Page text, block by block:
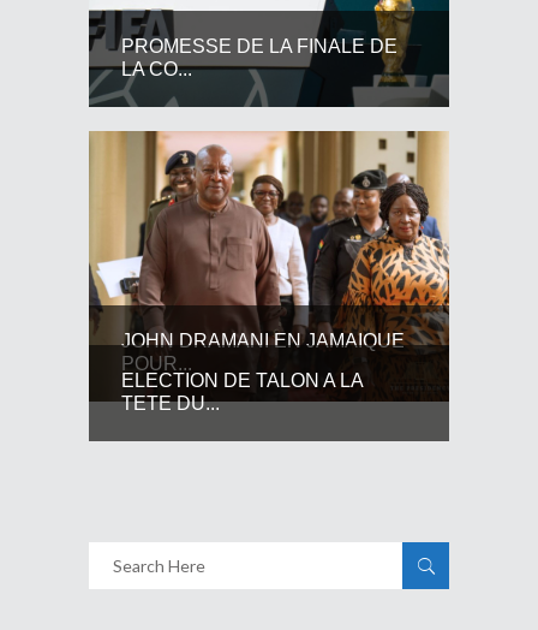
PROMESSE DE LA FINALE DE
LA CO...
JOHN DRAMANI EN JAMAIQUE
POUR...
ELECTION DE TALON A LA
TETE DU...